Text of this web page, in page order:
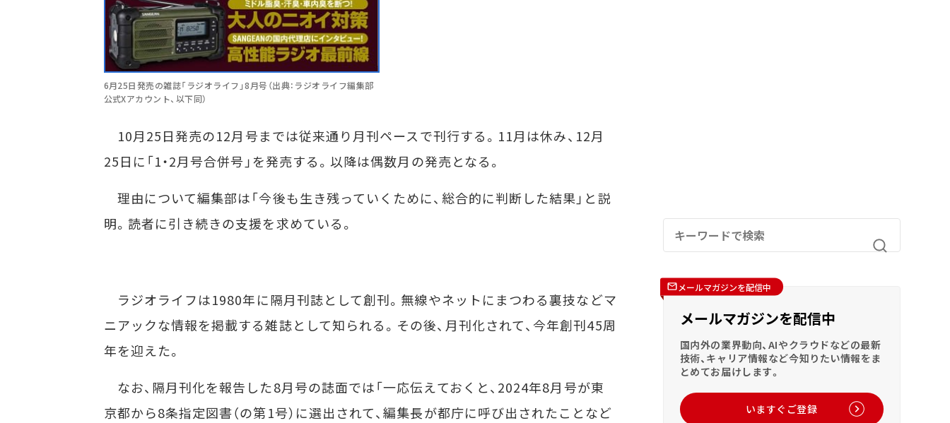
6月25日発売の雑誌「ラジオライフ」8月号（出典：ラジオライフ編集部
公式Xアカウント、以下同）
10月25日発売の12月号までは従来通り月刊ペースで刊行する。11月は休み、12月
25日に「1・2月号合併号」を発売する。以降は偶数月の発売となる。
理由について編集部は「今後も生き残っていくために、総合的に判断した結果」と説
明。読者に引き続きの支援を求めている。
ラジオライフは1980年に隔月刊誌として創刊。無線やネットにまつわる裏技などマ
ニアックな情報を掲載する雑誌として知られる。その後、月刊化されて、今年創刊45周
年を迎えた。
なお、隔月刊化を報告した8月号の誌面では「一応伝えておくと、2024年8月号が東
京都から8条指定図書（の第1号）に選出されて、編集長が都庁に呼び出されたことなど
メールマガジンを配信中
メールマガジンを配信中
国内外の業界動向、AIやクラウドなどの最新
技術、キャリア情報など今知りたい情報をま
とめてお届けします。
いますぐご登録